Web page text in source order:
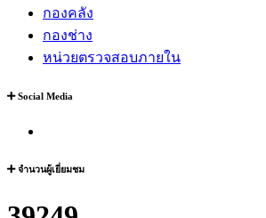
กองคลัง
กองช่าง
หน่วยตรวจสอบภายใน
Social Media
จำนวนผู้เยี่ยมชม